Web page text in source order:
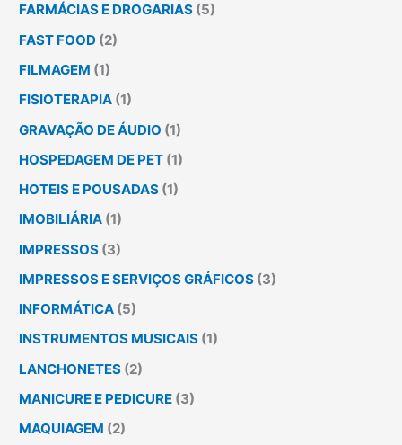
FARMÁCIAS E DROGARIAS (5)
FAST FOOD (2)
FILMAGEM (1)
FISIOTERAPIA (1)
GRAVAÇÃO DE ÁUDIO (1)
HOSPEDAGEM DE PET (1)
HOTEIS E POUSADAS (1)
IMOBILIÁRIA (1)
IMPRESSOS (3)
IMPRESSOS E SERVIÇOS GRÁFICOS (3)
INFORMÁTICA (5)
INSTRUMENTOS MUSICAIS (1)
LANCHONETES (2)
MANICURE E PEDICURE (3)
MAQUIAGEM (2)